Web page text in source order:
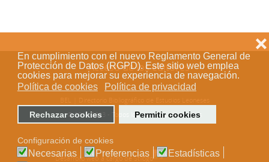
En cumplimiento con el nuevo Reglamento General de
Protección de Datos (RGPD). Este sitio web emplea
cookies para mejorar su experiencia de navegación.
Política de cookies
Política de privacidad
Rechazar cookies Permitir cookies
❌
Configuración de cookies
Necesarias Preferencias Estadísticas
Acceso de los editores
© 2018-2023 - Todos los derechos reservados
Desarrollo web a cargo de Stílogo